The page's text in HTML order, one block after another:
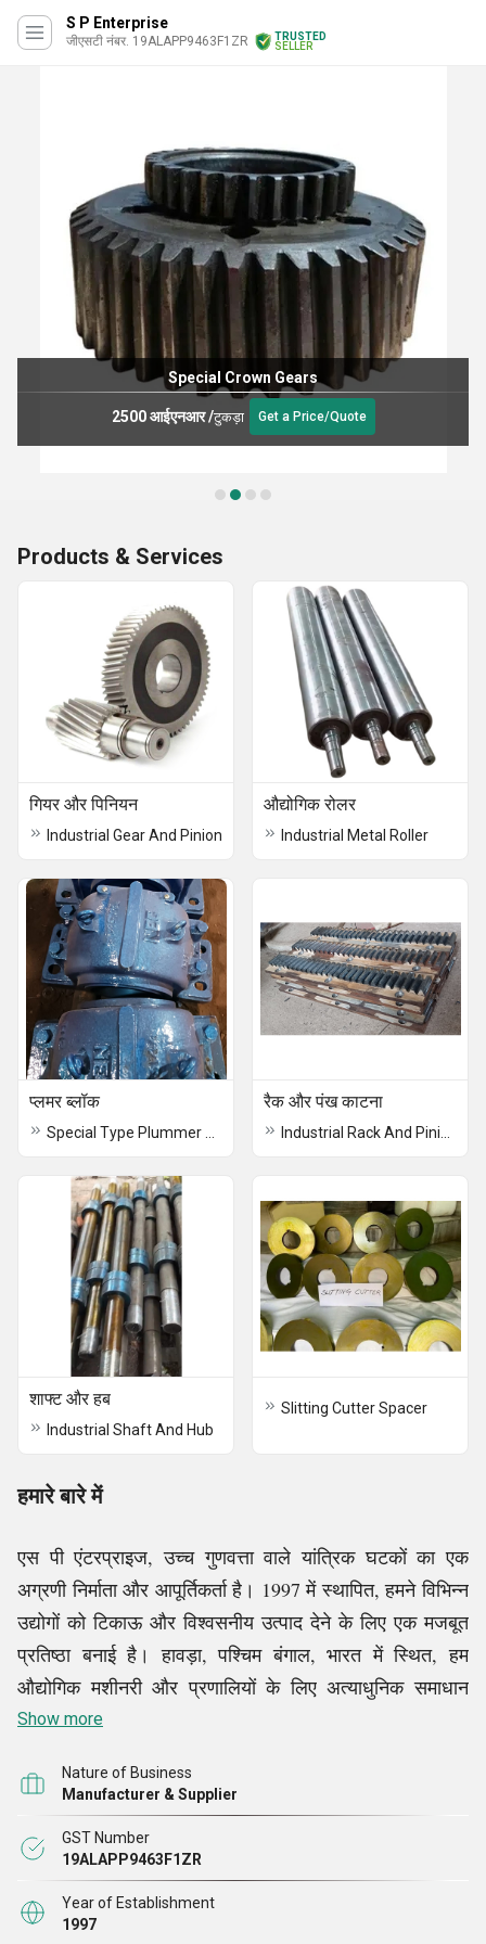
S P Enterprise
जीएसटी नंबर. 19ALAPP9463F1ZR
TRUSTED
SELLER
Special Crown Gears
2500 आईएनआर/टुकड़ा Get a Price/Quote
Products & Services
गियर और पिनियन
Industrial Gear And Pinion
औद्योगिक रोलर
Industrial Metal Roller
प्लमर ब्लॉक रैक और पंख काटना
शाफ्ट और हब
Industrial Shaft And Hub
Slitting Cutter Spacer
हमारे बारे में
एस पी एंटरप्राइज, उच्च गुणवत्ता वाले यांत्रिक घटकों का एक
अग्रणी निर्माता और आपूर्तिकर्ता है। 1997 में स्थापित, हमने विभिन्न
उद्योगों को टिकाऊ और विश्वसनीय उत्पाद देने के लिए एक मजबूत
प्रतिष्ठा बनाई है। हावड़ा, पश्चिम बंगाल, भारत में स्थित, हम
औद्योगिक मशीनरी और प्रणालियों के लिए अत्याधुनिक समाधान
प्रदान करने में विशेषज्ञ हैं। हमारी मुख्य पेशकशों में गियर एंड
और शाफ्ट एंड हब शामिल हैं। दशकों के अनुभव के साथ, हम
असाधारण इंजीनियरिंग विशेषज्ञता और बेजोड़ ग्राहक सेवा के माध्यम
से अपने ग्राहकों की जरूरतों को पूरा करने के लिए प्रतिबद्ध हैं
हम औद्योगिक क्षेत्र की लगातार बढ़ती मांगों को स्वीकार करते हैं।
Show more
Nature of Business
Manufacturer & Supplier
GST Number
19ALAPP9463F1ZR
Year of Establishment
1997